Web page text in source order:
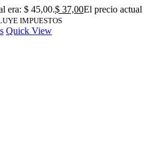
era: $ 45,00.$ 37,00El precio actual
IMPUESTOS
Quick View